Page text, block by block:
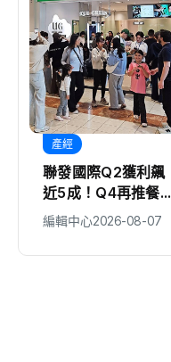
產經
聯發國際Q2獲利飆
近5成！Q4再推餐食
品牌添動能
編輯中心2026-08-07